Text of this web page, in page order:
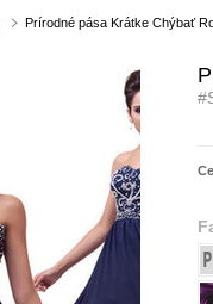
Prírodné pása Krátke Chýbať